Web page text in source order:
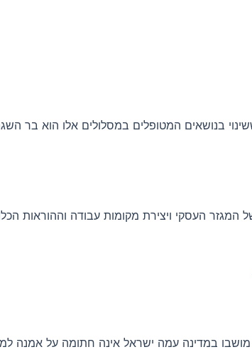
בנושאים המטופלים במסלולים אלו הוא בר
המגזר העסקי ויצירת מקומות עבודה וההוראות
במדינה עמה ישראל אינה חתומה על אמנה